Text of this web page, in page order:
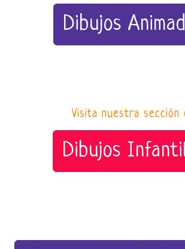
Dibujos
Visita nuestra sección
Dibujos